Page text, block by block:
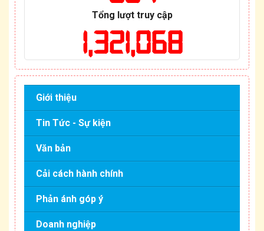
Tổng lượt truy cập
1,321,068
Giới thiệu
Tin Tức - Sự kiện
Văn bản
Cải cách hành chính
Phản ánh góp ý
Doanh nghiệp